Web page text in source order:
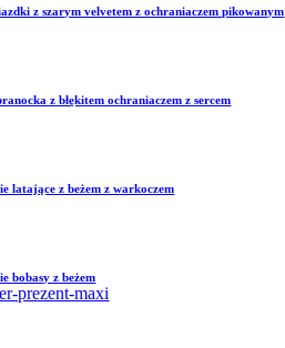
z szarym velvetem z ochraniaczem pikowanym
z błękitem ochraniaczem z sercem
latające z beżem z warkoczem
bobasy z beżem